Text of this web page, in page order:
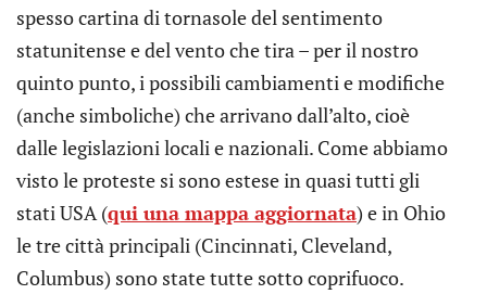
spesso cartina di tornasole del sentimento
statunitense e del vento che tira – per il nostro
quinto punto, i possibili cambiamenti e modifiche
(anche simboliche) che arrivano dall’alto, cioè
dalle legislazioni locali e nazionali. Come abbiamo
visto le proteste si sono estese in quasi tutti gli
stati USA (qui una mappa aggiornata) e in Ohio
le tre città principali (Cincinnati, Cleveland,
Columbus) sono state tutte sotto coprifuoco.